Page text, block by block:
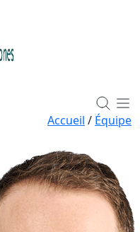
Accueil / Équipe